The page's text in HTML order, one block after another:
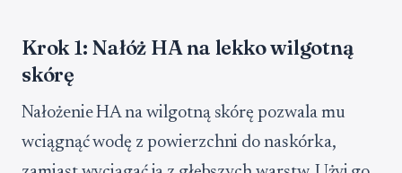
Krok 1: Nałóż HA na lekko wilgotną
skórę
Nałożenie HA na wilgotną skórę pozwala mu
wciągnąć wodę z powierzchni do naskórka,